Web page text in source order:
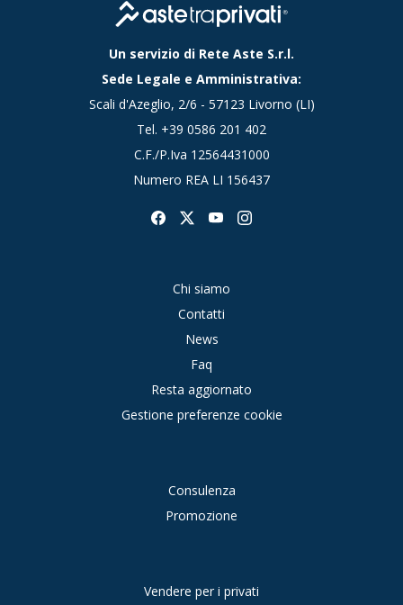
Un servizio di Rete Aste S.r.l.
Sede Legale e Amministrativa:
Scali d'Azeglio, 2/6 - 57123 Livorno (LI)
Tel. +39 0586 201 402
C.F./P.Iva 12564431000
Numero REA LI 156437
Chi siamo
Contatti
News
Faq
Resta aggiornato
Gestione preferenze cookie
Consulenza
Promozione
Vendere per i privati